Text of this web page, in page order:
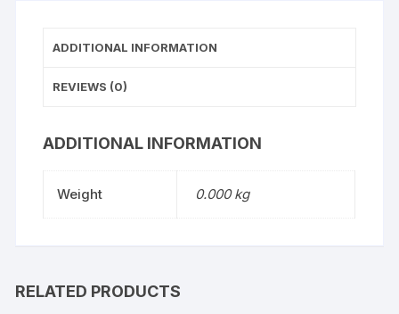
ADDITIONAL INFORMATION
REVIEWS (0)
ADDITIONAL INFORMATION
Weight 0.000 kg
RELATED PRODUCTS